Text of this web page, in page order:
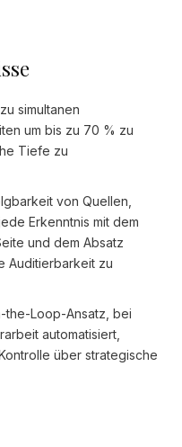
simultanen
um bis zu 70 % zu
Tiefe zu
von Quellen,
Erkenntnis mit dem
und dem Absatz
Auditierbarkeit zu
the-Loop-Ansatz, bei
automatisiert,
über strategische